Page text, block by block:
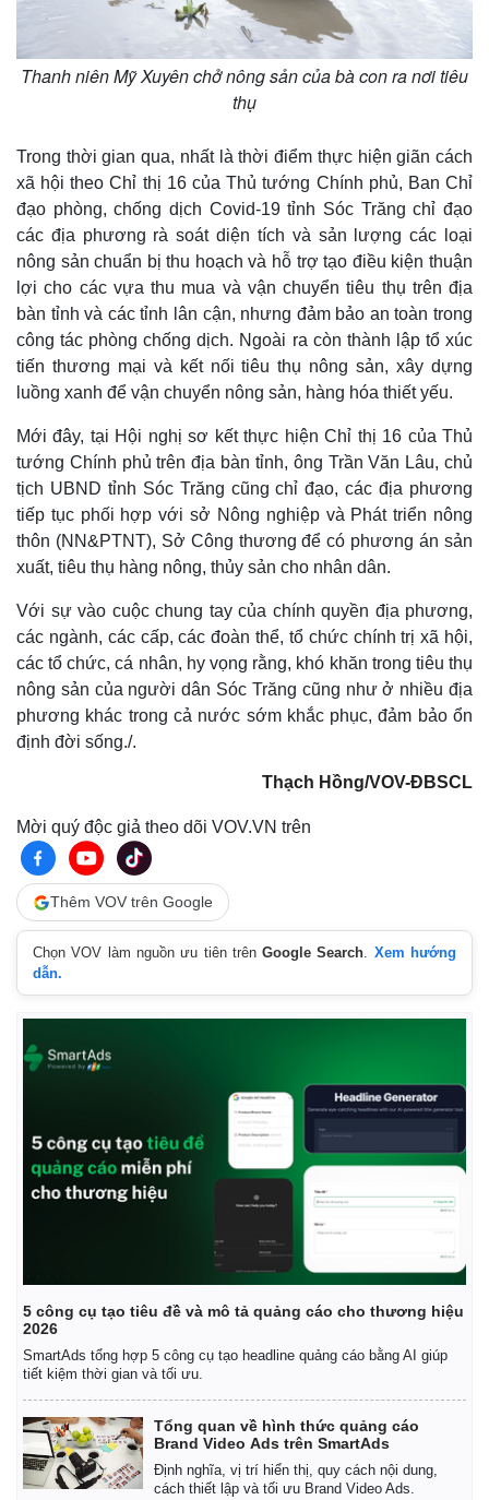
Vụ án
Tin nóng
Tư vấn luật
Quân sự - Quốc phòng
Vũ khí
Việt Nam
Thanh niên Mỹ Xuyên chở nông sản của bà con ra nơi tiêu
thụ
Trong thời gian qua, nhất là thời điểm thực hiện giãn cách
xã hội theo Chỉ thị 16 của Thủ tướng Chính phủ, Ban Chỉ
đạo phòng, chống dịch Covid-19 tỉnh Sóc Trăng chỉ đạo
các địa phương rà soát diện tích và sản lượng các loại
nông sản chuẩn bị thu hoạch và hỗ trợ tạo điều kiện thuận
lợi cho các vựa thu mua và vận chuyển tiêu thụ trên địa
bàn tỉnh và các tỉnh lân cận, nhưng đảm bảo an toàn trong
công tác phòng chống dịch. Ngoài ra còn thành lập tổ xúc
tiến thương mại và kết nối tiêu thụ nông sản, xây dựng
luồng xanh để vận chuyển nông sản, hàng hóa thiết yếu.
Mới đây, tại Hội nghị sơ kết thực hiện Chỉ thị 16 của Thủ
tướng Chính phủ trên địa bàn tỉnh, ông Trần Văn Lâu, chủ
tịch UBND tỉnh Sóc Trăng cũng chỉ đạo, các địa phương
tiếp tục phối hợp với sở Nông nghiệp và Phát triển nông
thôn (NN&PTNT), Sở Công thương để có phương án sản
xuất, tiêu thụ hàng nông, thủy sản cho nhân dân.
Với sự vào cuộc chung tay của chính quyền địa phương,
các ngành, các cấp, các đoàn thể, tổ chức chính trị xã hội,
các tổ chức, cá nhân, hy vọng rằng, khó khăn trong tiêu thụ
nông sản của người dân Sóc Trăng cũng như ở nhiều địa
phương khác trong cả nước sớm khắc phục, đảm bảo ổn
định đời sống./.
Thạch Hồng/VOV-ĐBSCL
Mời quý độc giả theo dõi VOV.VN trên
Thêm VOV trên Google
Chọn VOV làm nguồn ưu tiên trênGoogle Search. Xem hướng
dẫn.
5 công cụ tạo tiêu đề và mô tả quảng cáo cho thương hiệu
2026
SmartAds tổng hợp 5 công cụ tạo headline quảng cáo bằng AI giúp
tiết kiệm thời gian và tối ưu.
Tổng quan về hình thức quảng cáo
Brand Video Ads trên SmartAds
Định nghĩa, vị trí hiển thị, quy cách nội dung,
cách thiết lập và tối ưu Brand Video Ads.